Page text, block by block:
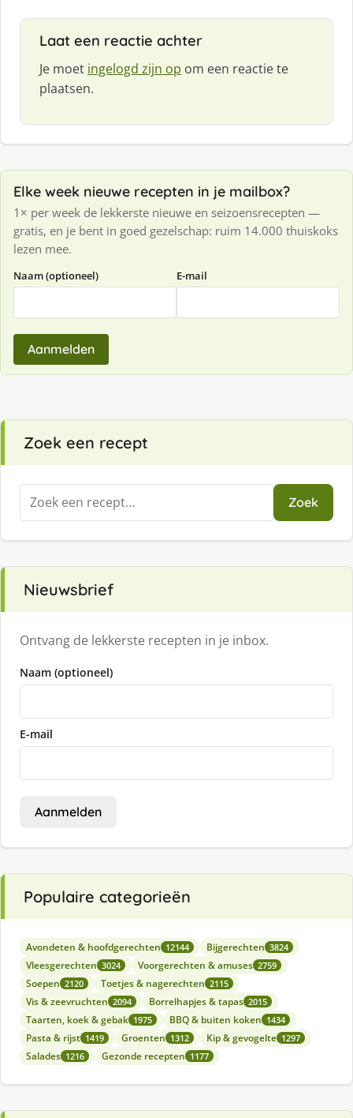
Laat een reactie achter
Je moet ingelogd zijn op om een reactie te
plaatsen.
Elke week nieuwe recepten in je mailbox?
1× per week de lekkerste nieuwe en seizoensrecepten —
gratis, en je bent in goed gezelschap: ruim 14.000 thuiskoks
lezen mee.
Naam (optioneel) E-mail
Aanmelden
Zoek een recept
Zoeken
naar:
Zoek
Nieuwsbrief
Ontvang de lekkerste recepten in je inbox.
Naam (optioneel)
E-mail
Aanmelden
Populaire categorieën
Avondeten & hoofdgerechten 12144 Bijgerechten 3824
Vleesgerechten 3024 Voorgerechten & amuses 2759
Soepen 2120 Toetjes & nagerechten 2115
Vis & zeevruchten 2094 Borrelhapjes & tapas 2015
Taarten, koek & gebak 1975 BBQ & buiten koken 1434
Pasta & rijst 1419 Groenten 1312 Kip & gevogelte 1297
Salades 1216 Gezonde recepten 1177